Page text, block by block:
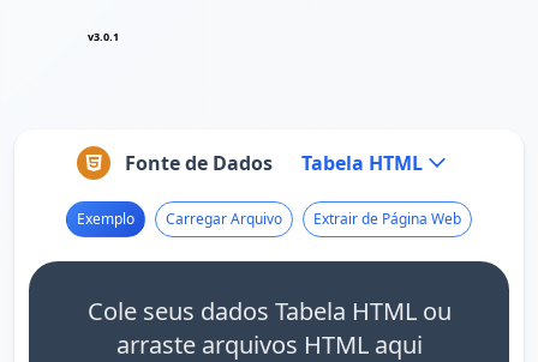
v3.0.1
Fonte de Dados Tabela HTML
Exemplo Carregar Arquivo Extrair de Página Web
Cole seus dados Tabela HTML ou
arraste arquivos HTML aqui